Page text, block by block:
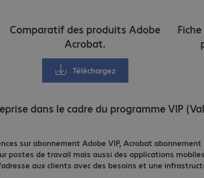
Comparatif des produits Adobe
Acrobat.
Téléchargez
dans le cadre du programme VIP
sur abonnement Adobe VIP, Acrobat
postes de travail mais aussi des applications
aux clients avec des besoins et une